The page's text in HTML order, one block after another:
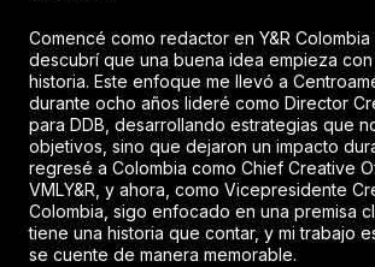
Comencé como redactor en Y&R
descubrí que una buena idea empieza con
historia. Este enfoque me llevó a
durante ocho años lideré como Director
para DDB, desarrollando estrategias que
objetivos, sino que dejaron un impacto
regresé a Colombia como Chief Creative
VMLY&R, y ahora, como Vicepresidente
Colombia, sigo enfocado en una premisa
tiene una historia que contar, y mi trabajo
se cuente de manera memorable.